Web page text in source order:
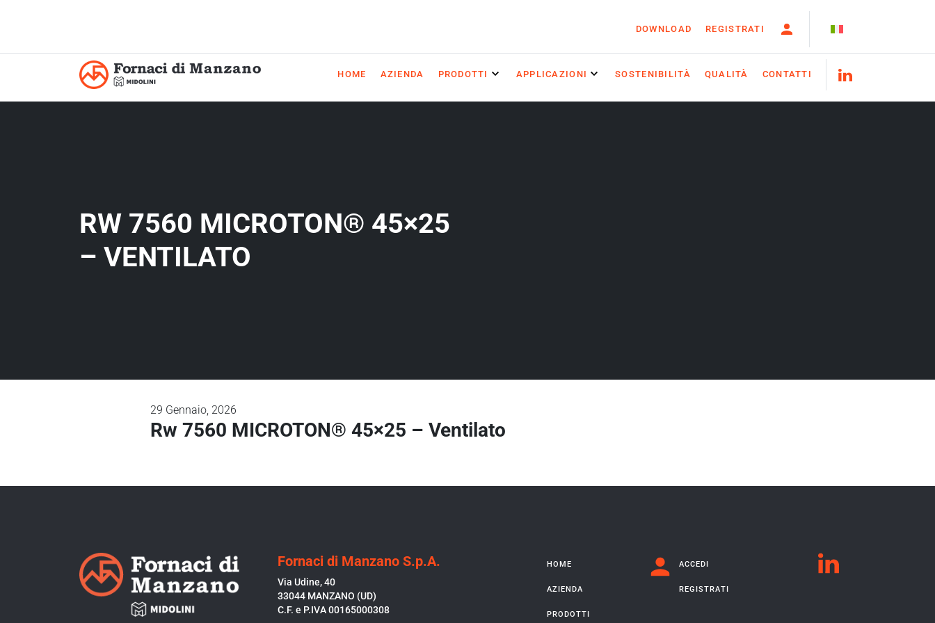
DOWNLOAD REGISTRATI
HOME AZIENDA PRODOTTI APPLICAZIONI SOSTENIBILITÀ QUALITÀ CONTATTI
RW 7560 MICROTON® 45×25
– VENTILATO
29 Gennaio, 2026
Rw 7560 MICROTON® 45×25 – Ventilato
Fornaci di Manzano S.p.A.
Via Udine, 40
33044 MANZANO (UD)
C.F. e P.IVA 00165000308
HOME
AZIENDA
PRODOTTI
ACCEDI
REGISTRATI